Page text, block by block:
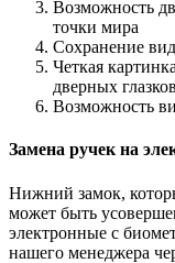
Возможность
точки мира
Сохранение
Четкая
дверных глазков
Возможность
Замена ручек на
Нижний замок,
может быть
электронные с
нашего менеджера